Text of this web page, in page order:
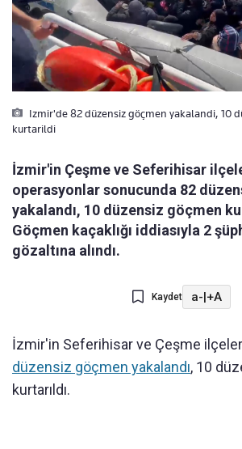
Izmir'de 82 düzensiz göçmen yakalandi, 10
kurtarildi
İzmir'in Çeşme ve Seferihisar
operasyonlar sonucunda 82
yakalandı, 10 düzensiz göçmen
Göçmen kaçaklığı iddiasıyla 2
gözaltına alındı.
Kaydet a-|+A
İzmir'in Seferihisar ve Çeşme
düzensiz göçmen yakalandı, 10
kurtarıldı.